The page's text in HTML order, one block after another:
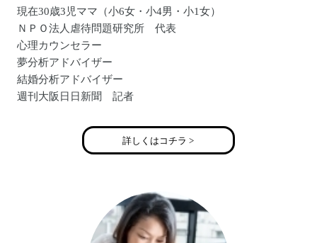
現在30歳3児ママ（小6女・小4男・小1女）
ＮＰＯ法人虐待問題研究所 代表
心理カウンセラー
夢分析アドバイザー
結婚分析アドバイザー
週刊大阪日日新聞 記者
詳しくはコチラ >